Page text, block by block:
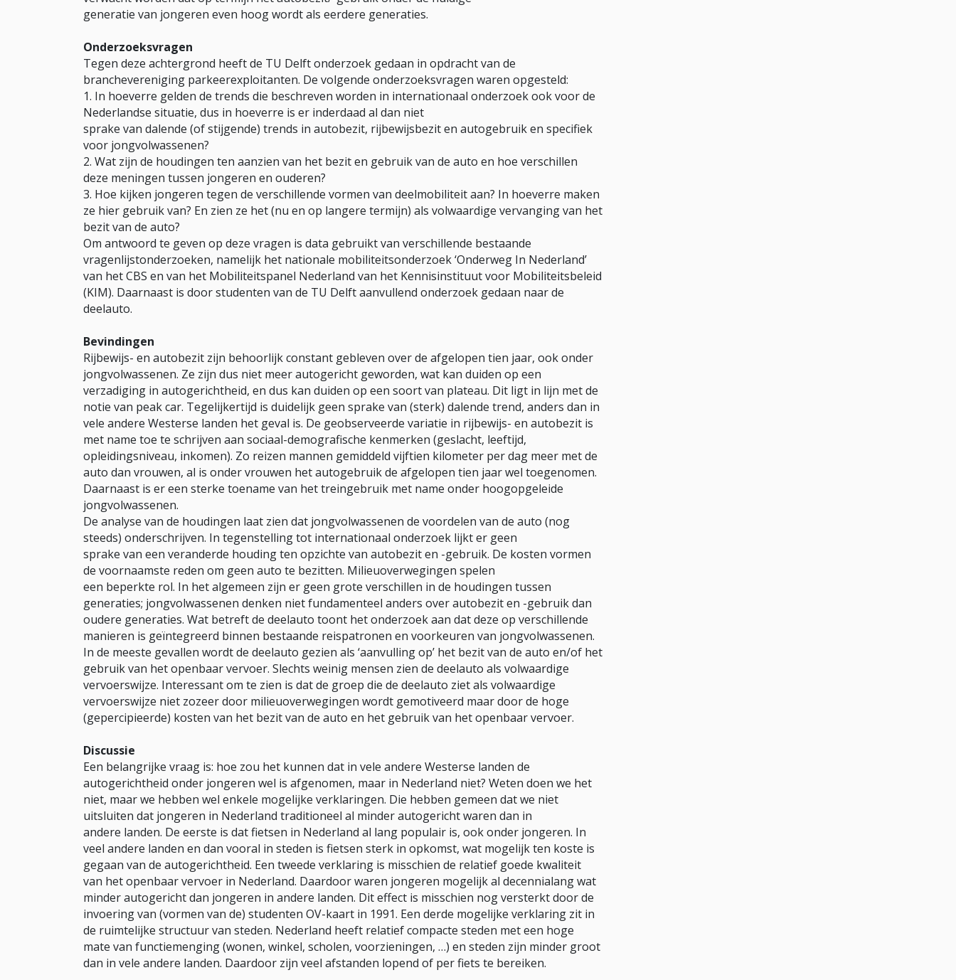
generatie van jongeren even hoog wordt als eerdere generaties.
Onderzoeksvragen
Tegen deze achtergrond heeft de TU Delft onderzoek gedaan in opdracht van de
branchevereniging parkeerexploitanten. De volgende onderzoeksvragen waren opgesteld:
1. In hoeverre gelden de trends die beschreven worden in internationaal onderzoek ook voor de
Nederlandse situatie, dus in hoeverre is er inderdaad al dan niet
sprake van dalende (of stijgende) trends in autobezit, rijbewijsbezit en autogebruik en specifiek
voor jongvolwassenen?
2. Wat zijn de houdingen ten aanzien van het bezit en gebruik van de auto en hoe verschillen
deze meningen tussen jongeren en ouderen?
3. Hoe kijken jongeren tegen de verschillende vormen van deelmobiliteit aan? In hoeverre maken
ze hier gebruik van? En zien ze het (nu en op langere termijn) als volwaardige vervanging van het
bezit van de auto?
Om antwoord te geven op deze vragen is data gebruikt van verschillende bestaande
vragenlijstonderzoeken, namelijk het nationale mobiliteitsonderzoek ‘Onderweg In Nederland’
van het CBS en van het Mobiliteitspanel Nederland van het Kennisinstituut voor Mobiliteitsbeleid
(KIM). Daarnaast is door studenten van de TU Delft aanvullend onderzoek gedaan naar de
deelauto.
Bevindingen
Rijbewijs- en autobezit zijn behoorlijk constant gebleven over de afgelopen tien jaar, ook onder
jongvolwassenen. Ze zijn dus niet meer autogericht geworden, wat kan duiden op een
verzadiging in autogerichtheid, en dus kan duiden op een soort van plateau. Dit ligt in lijn met de
notie van peak car. Tegelijkertijd is duidelijk geen sprake van (sterk) dalende trend, anders dan in
vele andere Westerse landen het geval is. De geobserveerde variatie in rijbewijs- en autobezit is
met name toe te schrijven aan sociaal-demografische kenmerken (geslacht, leeftijd,
opleidingsniveau, inkomen). Zo reizen mannen gemiddeld vijftien kilometer per dag meer met de
auto dan vrouwen, al is onder vrouwen het autogebruik de afgelopen tien jaar wel toegenomen.
Daarnaast is er een sterke toename van het treingebruik met name onder hoogopgeleide
jongvolwassenen.
De analyse van de houdingen laat zien dat jongvolwassenen de voordelen van de auto (nog
steeds) onderschrijven. In tegenstelling tot internationaal onderzoek lijkt er geen
sprake van een veranderde houding ten opzichte van autobezit en -gebruik. De kosten vormen
de voornaamste reden om geen auto te bezitten. Milieuoverwegingen spelen
een beperkte rol. In het algemeen zijn er geen grote verschillen in de houdingen tussen
generaties; jongvolwassenen denken niet fundamenteel anders over autobezit en -gebruik dan
oudere generaties. Wat betreft de deelauto toont het onderzoek aan dat deze op verschillende
manieren is geïntegreerd binnen bestaande reispatronen en voorkeuren van jongvolwassenen.
In de meeste gevallen wordt de deelauto gezien als ‘aanvulling op’ het bezit van de auto en/of het
gebruik van het openbaar vervoer. Slechts weinig mensen zien de deelauto als volwaardige
vervoerswijze. Interessant om te zien is dat de groep die de deelauto ziet als volwaardige
vervoerswijze niet zozeer door milieuoverwegingen wordt gemotiveerd maar door de hoge
(gepercipieerde) kosten van het bezit van de auto en het gebruik van het openbaar vervoer.
Discussie
Een belangrijke vraag is: hoe zou het kunnen dat in vele andere Westerse landen de
autogerichtheid onder jongeren wel is afgenomen, maar in Nederland niet? Weten doen we het
niet, maar we hebben wel enkele mogelijke verklaringen. Die hebben gemeen dat we niet
uitsluiten dat jongeren in Nederland traditioneel al minder autogericht waren dan in
andere landen. De eerste is dat fietsen in Nederland al lang populair is, ook onder jongeren. In
veel andere landen en dan vooral in steden is fietsen sterk in opkomst, wat mogelijk ten koste is
gegaan van de autogerichtheid. Een tweede verklaring is misschien de relatief goede kwaliteit
van het openbaar vervoer in Nederland. Daardoor waren jongeren mogelijk al decennialang wat
minder autogericht dan jongeren in andere landen. Dit effect is misschien nog versterkt door de
invoering van (vormen van de) studenten OV-kaart in 1991. Een derde mogelijke verklaring zit in
de ruimtelijke structuur van steden. Nederland heeft relatief compacte steden met een hoge
mate van functiemenging (wonen, winkel, scholen, voorzieningen, …) en steden zijn minder groot
dan in vele andere landen. Daardoor zijn veel afstanden lopend of per fiets te bereiken.